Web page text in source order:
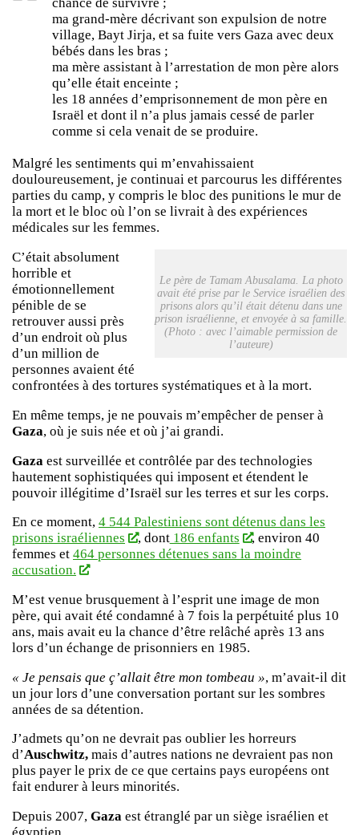
chance de survivre ;
ma grand-mère décrivant son expulsion de notre
village, Bayt Jirja, et sa fuite vers Gaza avec deux
bébés dans les bras ;
ma mère assistant à l’arrestation de mon père alors
qu’elle était enceinte ;
les 18 années d’emprisonnement de mon père en
Israël et dont il n’a plus jamais cessé de parler
comme si cela venait de se produire.
Malgré les sentiments qui m’envahissaient
douloureusement, je continuai et parcourus les différentes
parties du camp, y compris le bloc des punitions le mur de
la mort et le bloc où l’on se livrait à des expériences
médicales sur les femmes.
Le père de Tamam Abusalama. La photo
avait été prise par le Service israélien des
prisons alors qu’il était détenu dans une
prison israélienne, et envoyée à sa famille.
(Photo : avec l’aimable permission de
l’auteure)
C’était absolument
horrible et
émotionnellement
pénible de se
retrouver aussi près
d’un endroit où plus
d’un million de
personnes avaient été
confrontées à des tortures systématiques et à la mort.
En même temps, je ne pouvais m’empêcher de penser à
Gaza, où je suis née et où j’ai grandi.
Gaza est surveillée et contrôlée par des technologies
hautement sophistiquées qui imposent et étendent le
pouvoir illégitime d’Israël sur les terres et sur les corps.
En ce moment, 4 544 Palestiniens sont détenus dans les
prisons israéliennes
, dont186 enfants
, environ 40
femmes et 464 personnes détenues sans la moindre
accusation.
M’est venue brusquement à l’esprit une image de mon
père, qui avait été condamné à 7 fois la perpétuité plus 10
ans, mais avait eu la chance d’être relâché après 13 ans
lors d’un échange de prisonniers en 1985.
« Je pensais que ç’allait être mon tombeau », m’avait-il dit
un jour lors d’une conversation portant sur les sombres
années de sa détention.
J’admets qu’on ne devrait pas oublier les horreurs
d’Auschwitz, mais d’autres nations ne devraient pas non
plus payer le prix de ce que certains pays européens ont
fait endurer à leurs minorités.
Depuis 2007, Gaza est étranglé par un siège israélien et